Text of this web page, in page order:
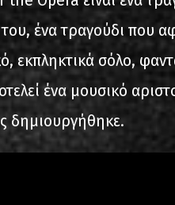
ένα τραγούδι που
εκπληκτικά σόλο,
ένα μουσικό
δημιουργήθηκε.